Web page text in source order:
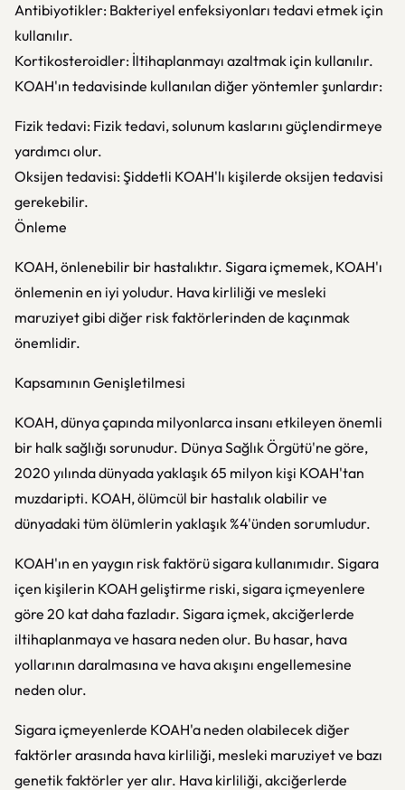
Antibiyotikler: Bakteriyel enfeksiyonları tedavi etmek için
kullanılır.
Kortikosteroidler: İltihaplanmayı azaltmak için kullanılır.
KOAH'ın tedavisinde kullanılan diğer yöntemler şunlardır:
Fizik tedavi: Fizik tedavi, solunum kaslarını güçlendirmeye
yardımcı olur.
Oksijen tedavisi: Şiddetli KOAH'lı kişilerde oksijen tedavisi
gerekebilir.
Önleme
KOAH, önlenebilir bir hastalıktır. Sigara içmemek, KOAH'ı
önlemenin en iyi yoludur. Hava kirliliği ve mesleki
maruziyet gibi diğer risk faktörlerinden de kaçınmak
önemlidir.
Kapsamının Genişletilmesi
KOAH, dünya çapında milyonlarca insanı etkileyen önemli
bir halk sağlığı sorunudur. Dünya Sağlık Örgütü'ne göre,
2020 yılında dünyada yaklaşık 65 milyon kişi KOAH'tan
muzdaripti. KOAH, ölümcül bir hastalık olabilir ve
dünyadaki tüm ölümlerin yaklaşık %4'ünden sorumludur.
KOAH'ın en yaygın risk faktörü sigara kullanımıdır. Sigara
içen kişilerin KOAH geliştirme riski, sigara içmeyenlere
göre 20 kat daha fazladır. Sigara içmek, akciğerlerde
iltihaplanmaya ve hasara neden olur. Bu hasar, hava
yollarının daralmasına ve hava akışını engellemesine
neden olur.
Sigara içmeyenlerde KOAH'a neden olabilecek diğer
faktörler arasında hava kirliliği, mesleki maruziyet ve bazı
genetik faktörler yer alır. Hava kirliliği, akciğerlerde